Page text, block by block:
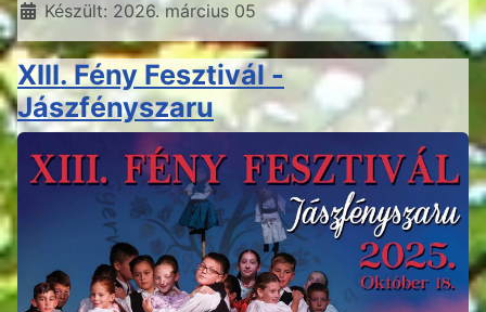
Készült: 2026. március 05
XIII. Fény Fesztivál -
Jászfényszaru